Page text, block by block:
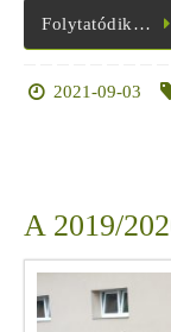
Folytatódik…
2021-09-03
A 2019/